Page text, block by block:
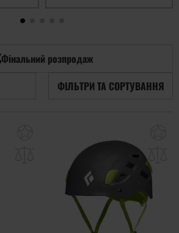
Фінальний розпродаж
ФІЛЬТРИ ТА СОРТУВАННЯ
уподобань